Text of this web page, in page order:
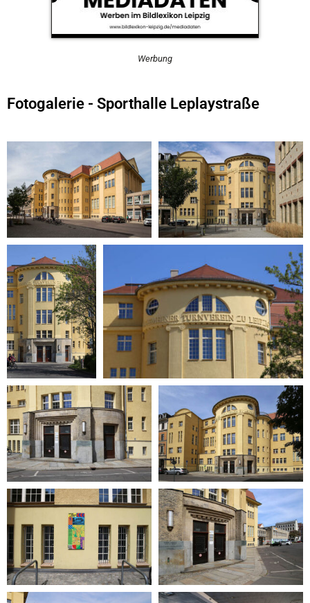
Werbung
Fotogalerie - Sporthalle Leplaystraße